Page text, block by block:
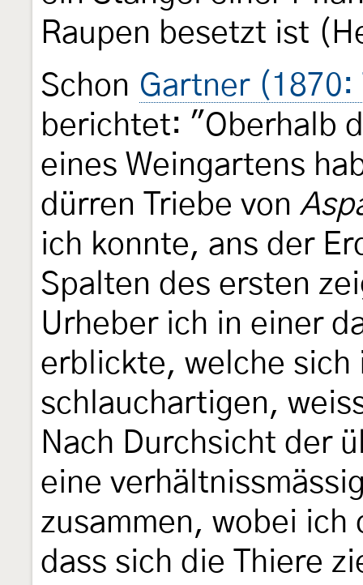
Raupen besetzt ist
Schon Gartner
berichtet: "Oberhalb
eines Weingartens
dürren Triebe von
ich konnte, ans der
Spalten des ersten
Urheber ich in einer
erblickte, welche sich
schlauchartigen,
Nach Durchsicht der
eine
zusammen, wobei ich
dass sich die Thiere